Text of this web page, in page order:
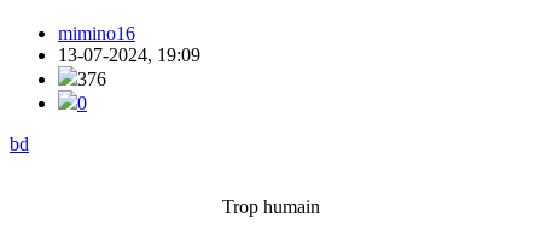
mimino16
13-07-2024, 19:09
376
0
bd
Trop humain